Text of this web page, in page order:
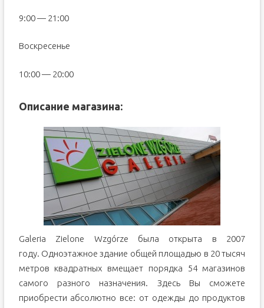
9:00 — 21:00
Воскресенье
10:00 — 20:00
Описание магазина:
Galeria Zielone Wzgórze была открыта в 2007
году. Одноэтажное здание общей площадью в 20 тысяч
метров квадратных вмещает порядка 54 магазинов
самого разного назначения. Здесь Вы сможете
приобрести абсолютно все: от одежды до продуктов